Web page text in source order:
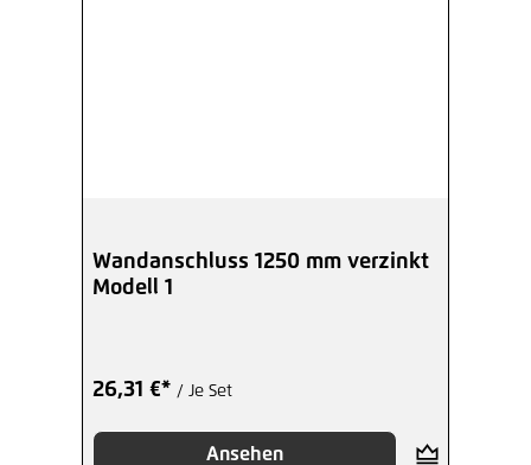
Wandanschluss 1250 mm verzinkt
Modell 1
26,31 €* / Je Set
Ansehen